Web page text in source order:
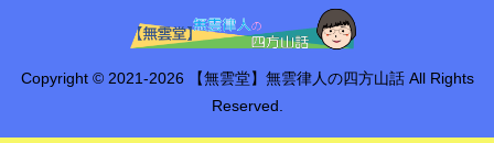
Copyright © 2021-2026 【無雲堂】無雲律人の四方山話 All Rights
Reserved.